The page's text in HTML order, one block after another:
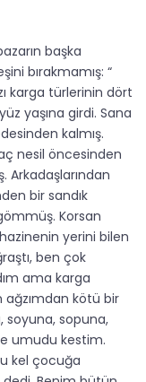
başka
bırakmamış: “
karga türlerinin dört
yaşına girdi. Sana
kalmış.
nesil öncesinden
Arkadaşlarından
bir sandık
Korsan
yerini bilen
ben çok
ama karga
kötü bir
soyuna, sopuna,
umudu kestim.
kel çocuğa